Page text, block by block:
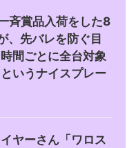
斉賞品入荷をした8
、先バレを防ぐ目
間ごとに全台対象
いうナイスプレー
ヤーさん「ワロス